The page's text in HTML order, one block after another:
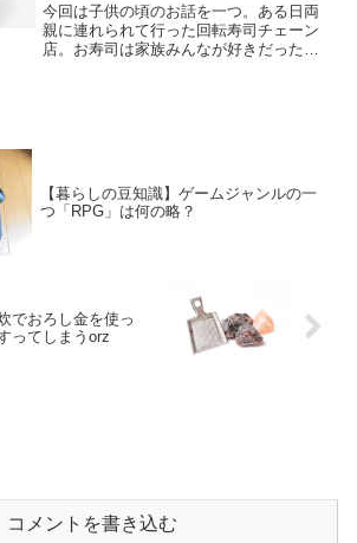
今回は子供の頃のお話を一つ。ある日両
親に連れられて行った回転寿司チェーン
店。お寿司は家族みんなが好きだったの
【暮らしの豆知識】ゲームジャンルの一
つ「RPG」は何の略？
でおろし金を使っ
ってしまうorz
コメントを書き込む